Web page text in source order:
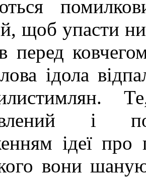
щоб упасти
перед
ідола
і
ідеї про
вони